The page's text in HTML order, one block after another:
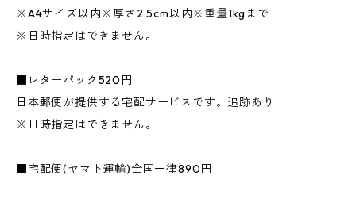
※A4サイズ以内※厚さ2.5cm以内※重量1kgまで
※日時指定はできません。
■レターパック520円
日本郵便が提供する宅配サービスです。追跡あり
※日時指定はできません。
■宅配便(ヤマト運輸)全国一律890円